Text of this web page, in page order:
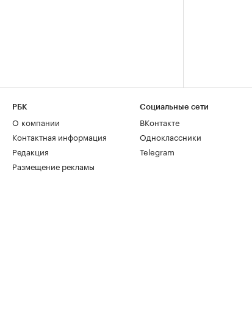
РБК
О компании
Контактная информация
Редакция
Размещение рекламы
Социальные сети
ВКонтакте
Одноклассники
Telegram